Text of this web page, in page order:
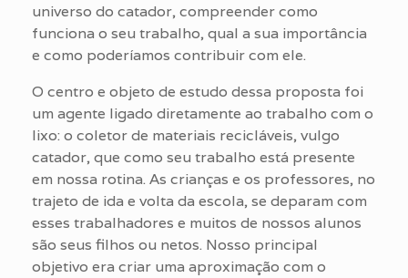
universo do catador, compreender como
funciona o seu trabalho, qual a sua importância
e como poderíamos contribuir com ele.
O centro e objeto de estudo dessa proposta foi
um agente ligado diretamente ao trabalho com o
lixo: o coletor de materiais recicláveis, vulgo
catador, que como seu trabalho está presente
em nossa rotina. As crianças e os professores, no
trajeto de ida e volta da escola, se deparam com
esses trabalhadores e muitos de nossos alunos
são seus filhos ou netos. Nosso principal
objetivo era criar uma aproximação com o